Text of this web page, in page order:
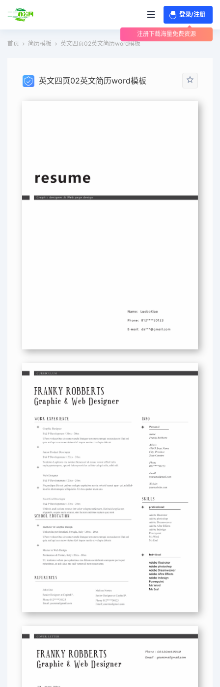
登录/注册
注册下载海量免费资源
首页
简历模板 英文四页02英文简历word模板
英文四页02英文简历word模板